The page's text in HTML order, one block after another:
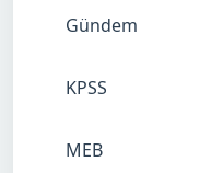
Gündem
KPSS
MEB